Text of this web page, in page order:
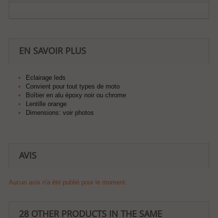
EN SAVOIR PLUS
Eclairage leds
Convient pour tout types de moto
Boîtier en alu époxy noir ou chrome
Lentille orange
Dimensions: voir photos
AVIS
Aucun avis n'a été publié pour le moment.
28 OTHER PRODUCTS IN THE SAME